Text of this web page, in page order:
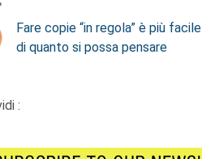
Fare copie “in regola” è più facile
di quanto si possa pensare
: